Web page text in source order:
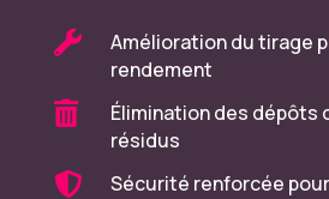

Amélioration du tirage
rendement

Élimination des dépôts
résidus
 Sécurité renforcée